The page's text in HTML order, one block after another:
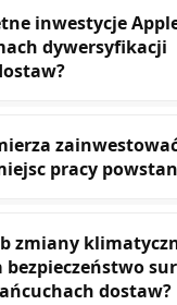
inwestycje
dywersyfikacji
pracy
zmiany
bezpieczeństwo
dostaw?